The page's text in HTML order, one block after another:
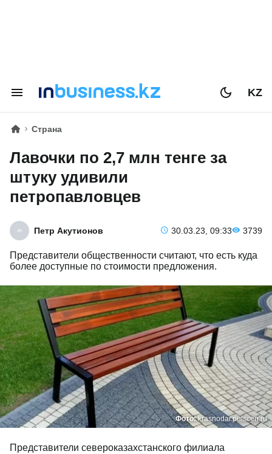
KZ
Страна
Лавочки по 2,7 млн тенге за
штуку удивили
петропавловцев
Петр Акутионов 30.03.23, 09:33 3739
Представители общественности считают, что есть куда
более доступные по стоимости предложения.
Фото:krasnodar.pulscen.ru
Представители североказахстанского филиала